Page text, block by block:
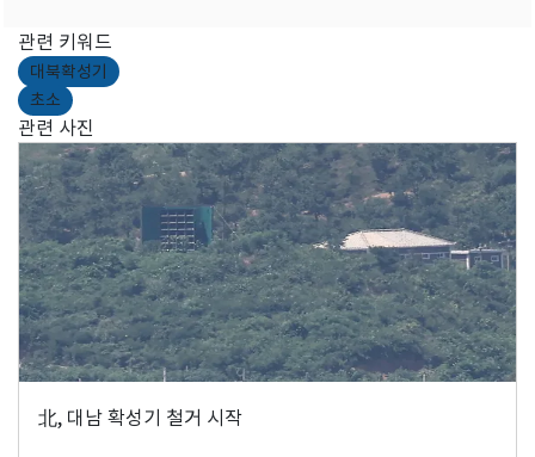
관련 키워드
대북확성기
초소
관련 사진
北, 대남 확성기 철거 시작